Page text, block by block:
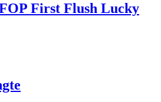
First Flush Lucky